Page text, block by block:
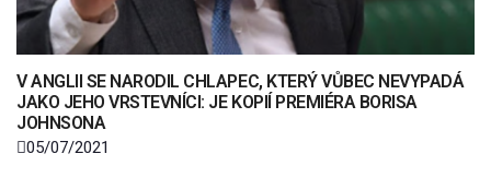
V ANGLII SE NARODIL CHLAPEC, KTERÝ VŮBEC NEVYPADÁ
JAKO JEHO VRSTEVNÍCI: JE KOPIÍ PREMIÉRA BORISA
JOHNSONA
05/07/2021